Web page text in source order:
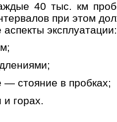
40 тыс. км
при этом
эксплуатации:
стояние в пробках;
и горах.
Дата и
услуг